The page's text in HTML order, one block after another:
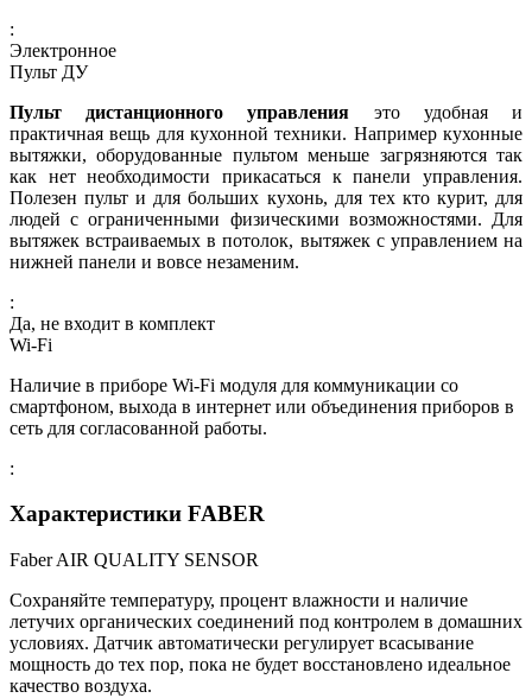
:
Электронное
Пульт ДУ
Пульт дистанционного управления это удобная и
практичная вещь для кухонной техники. Например кухонные
вытяжки, оборудованные пультом меньше загрязняются так
как нет необходимости прикасаться к панели управления.
Полезен пульт и для больших кухонь, для тех кто курит, для
людей с ограниченными физическими возможностями. Для
вытяжек встраиваемых в потолок, вытяжек с управлением на
нижней панели и вовсе незаменим.
:
Да, не входит в комплект
Wi-Fi
Наличие в приборе Wi-Fi модуля для коммуникации со
смартфоном, выхода в интернет или объединения приборов в
сеть для согласованной работы.
:
Характеристики FABER
Faber AIR QUALITY SENSOR
Сохраняйте температуру, процент влажности и наличие
летучих органических соединений под контролем в домашних
условиях. Датчик автоматически регулирует всасывание
мощность до тех пор, пока не будет восстановлено идеальное
качество воздуха.